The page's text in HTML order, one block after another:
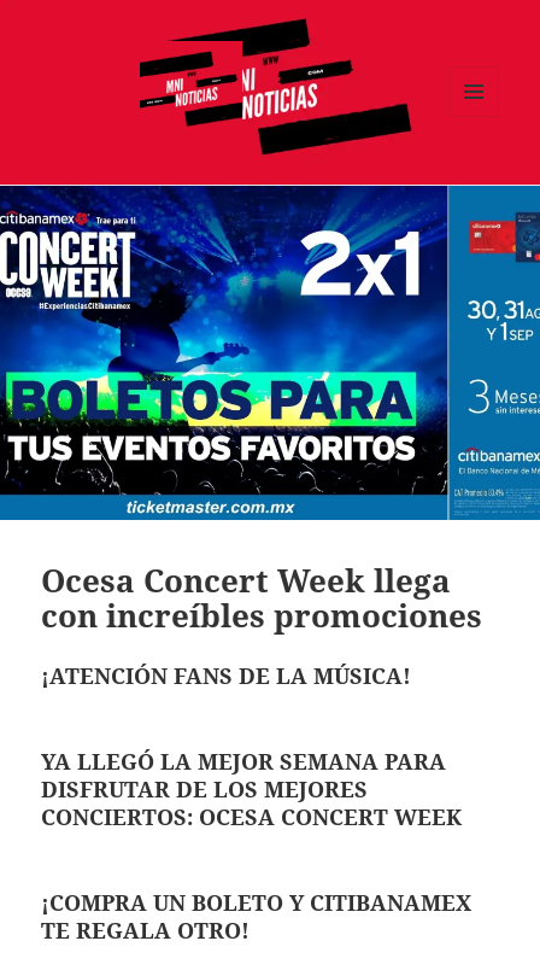
Ocesa Concert Week llega
con increíbles promociones
¡ATENCIÓN FANS DE LA MÚSICA!
YA LLEGÓ LA MEJOR SEMANA PARA
DISFRUTAR DE LOS MEJORES
CONCIERTOS: OCESA CONCERT WEEK
¡COMPRA UN BOLETO Y CITIBANAMEX
TE REGALA OTRO!